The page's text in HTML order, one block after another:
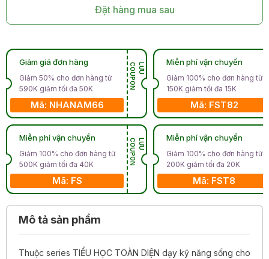
Đặt hàng mua sau
Giảm giá đơn hàng
Giảm 50% cho đơn hàng từ
590K giảm tối đa 50K
Mã: NHANAM66
L
Ư
U
C
O
U
P
O
N
Miễn phí vận chuyển
Giảm 100% cho đơn hàng từ
500K giảm tối đa 40K
Mã: FS
L
Ư
U
C
O
U
P
O
N
Miễn phí vận chuyển
Giảm 100% cho đơn hàng từ
150K giảm tối đa 15K
Mã: FST82
Miễn phí vận chuyển
Giảm 100% cho đơn hàng từ
200K giảm tối đa 20K
Mã: FST8
Mô tả sản phẩm
Thuộc series TIỂU HỌC TOÀN DIỆN dạy kỹ năng sống cho